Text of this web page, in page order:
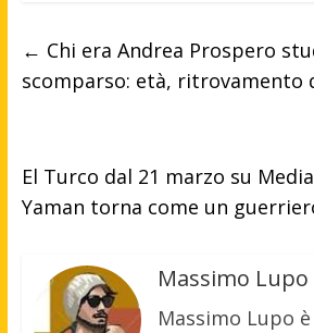
← Chi era Andrea Prospero
scomparso: età, ritrovamento
El Turco dal 21 marzo su
Yaman torna come un
Massimo Lupo
Massimo Lupo